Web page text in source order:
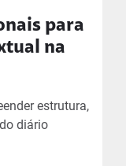
para
na
estrutura,
diário